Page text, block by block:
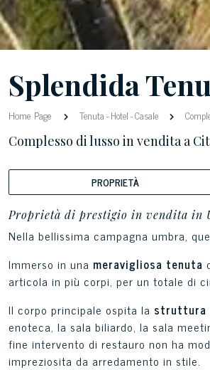
Splendida
Home Page Tenuta-Hotel-Casale
Complesso di lusso in vendita a
PROPRIETÀ
Proprietà di prestigio in vendita in
Nella bellissima campagna umbra,
Immerso in una meravigliosa tenuta
articola in più corpi, per un totale di
Il corpo principale ospita la struttura
enoteca, la sala biliardo, la sala
fine intervento di restauro non ha
impreziosita da arredamento in stile.